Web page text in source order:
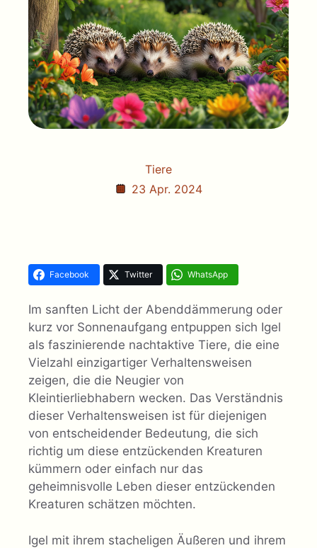
Tiere
23 Apr. 2024
Facebook Twitter WhatsApp
Im sanften Licht der Abenddämmerung oder
kurz vor Sonnenaufgang entpuppen sich Igel
als faszinierende nachtaktive Tiere, die eine
Vielzahl einzigartiger Verhaltensweisen
zeigen, die die Neugier von
Kleintierliebhabern wecken. Das Verständnis
dieser Verhaltensweisen ist für diejenigen
von entscheidender Bedeutung, die sich
richtig um diese entzückenden Kreaturen
kümmern oder einfach nur das
geheimnisvolle Leben dieser entzückenden
Kreaturen schätzen möchten.
Igel mit ihrem stacheligen Äußeren und ihrem